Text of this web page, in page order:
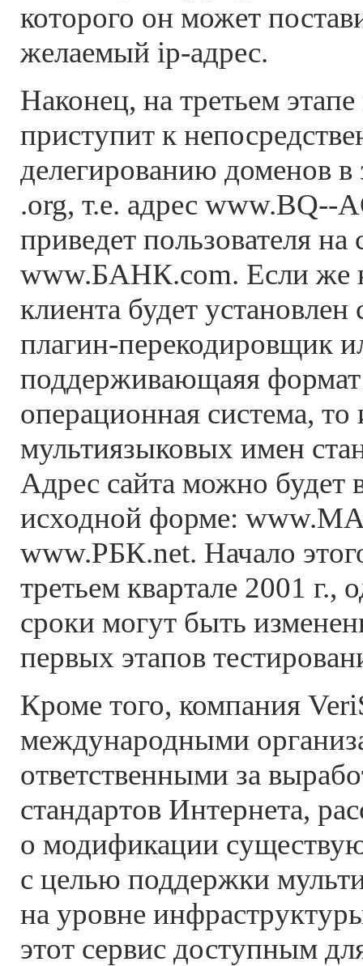
которого он может
желаемый ip-адрес.
Наконец, на третьем
приступит к
делегированию доменов в
.org, т.е. адрес www.BQ--
приведет пользователя на
www.БАНК.com. Если же
клиента будет
плагин-перекодировщик
поддерживающаяя
операционная система, то
мультиязыковых имен
Адрес сайта можно будет
исходной форме:
www.РБК.net. Начало
третьем квартале 2001 г.,
сроки могут быть
первых этапов
Кроме того, компания
международными
ответственными за
стандартов Интернета,
о модификации
c целью поддержки
на уровне
этот сервис доступным